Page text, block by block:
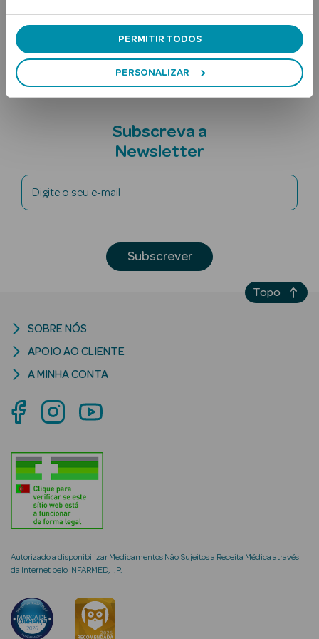
PERMITIR TODOS
PERSONALIZAR
Corpo
Rosto e
Cosmética
Rosto
Hidratantes
Anti-
envelhecimento
Nota adicional
Subscreva a
Newsletter
Digite o seu e-mail
Subscrever
Autorizado a disponibilizar Medicamentos Não Sujeitos a Receita Médica através
da Internet pelo INFARMED, I.P.
SOBRE NÓS
APOIO AO CLIENTE
A MINHA CONTA
Topo